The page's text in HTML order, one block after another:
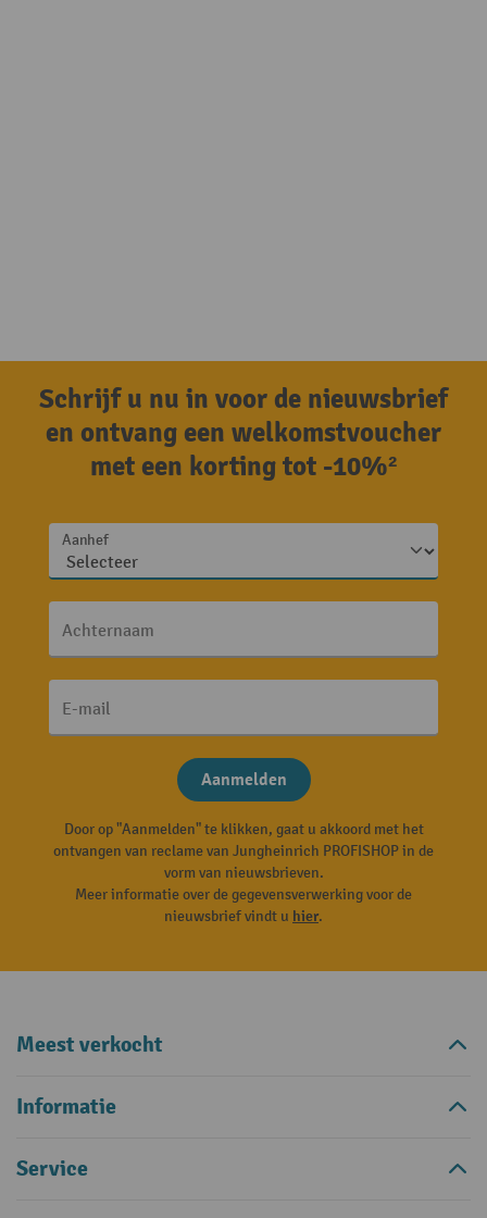
Schrijf u nu in voor de nieuwsbrief
en ontvang een welkomstvoucher
met een korting tot -10%²
Aanhef
Achternaam
E-mail
Aanmelden
Door op "Aanmelden" te klikken, gaat u akkoord met het
ontvangen van reclame van Jungheinrich PROFISHOP in de
vorm van nieuwsbrieven.
Meer informatie over de gegevensverwerking voor de
nieuwsbrief vindt u hier.
Meest verkocht
Informatie
Service